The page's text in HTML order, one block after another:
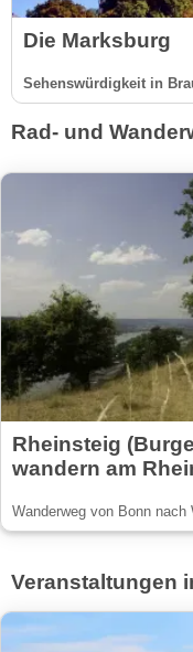
Die Marksburg
Sehenswürdigkeit in
Rad- und
Rheinsteig
wandern am
Wanderweg von Bonn nach
Veranstaltungen